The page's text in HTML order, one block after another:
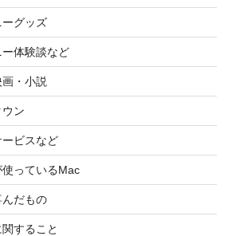
グッズ
体験談など
・小説
ウン
ビスなど
っているMac
だもの
すること